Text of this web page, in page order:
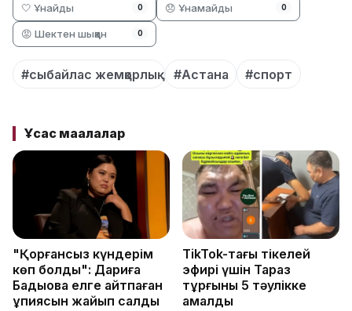
🤍 Ұнайды 0 😞 Ұнамайды 0
😡 Шектен шыққан 0
#сыбайлас жемқорлық #Астана #спорт
Ұқсас мақалалар
"Қорғансыз күндерім
көп болды": Дариға
Бадықова елге айтпаған
құпиясын жайып салды
TikTok-тағы тікелей
эфирі үшін Тараз
тұрғыны 5 тәулікке
қамалды